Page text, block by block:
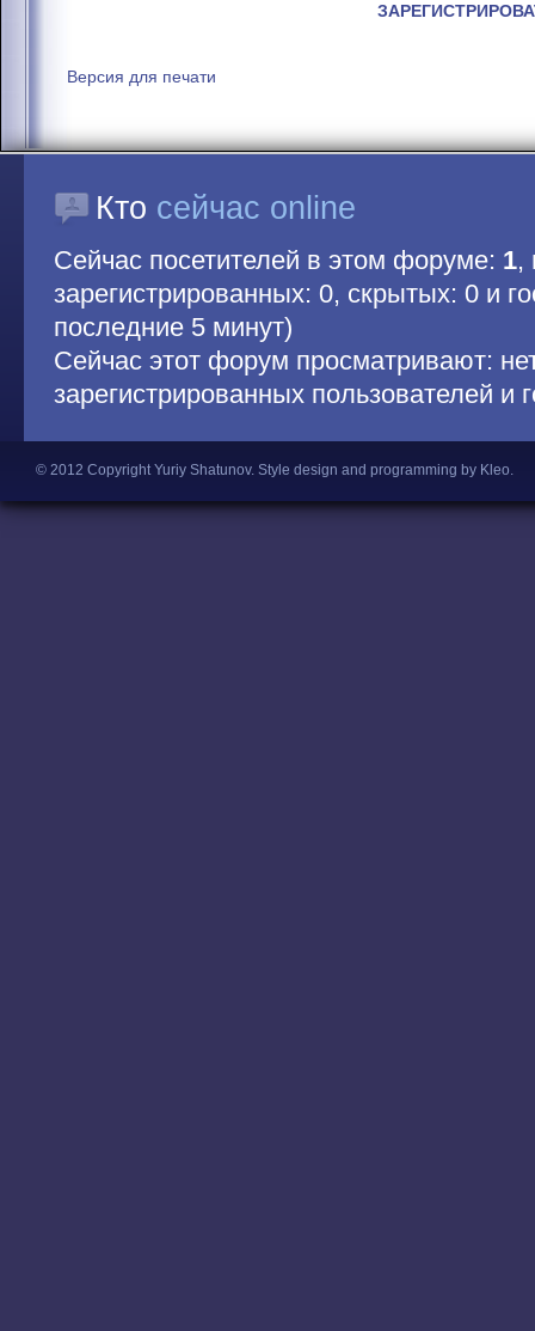
Версия для печати
Кто сейчас online
Сейчас посетителей в этом форуме: 1,
зарегистрированных: 0, скрытых: 0 и
последние 5 минут)
Сейчас этот форум просматривают:
зарегистрированных пользователей и
© 2012 Copyright Yuriy Shatunov. Style design and programming by Kleo.